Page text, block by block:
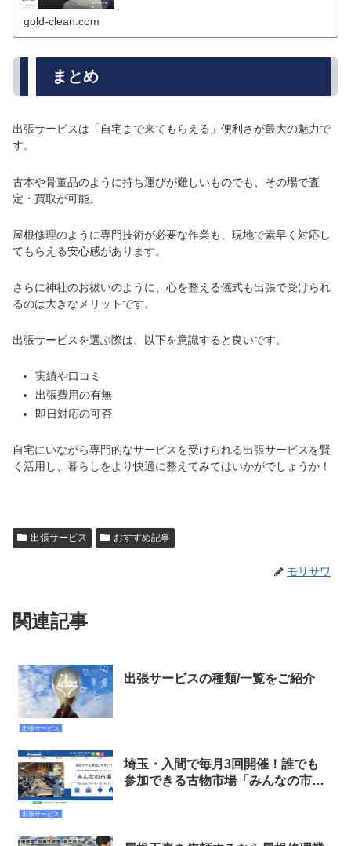
gold-clean.com
まとめ
出張サービスは「自宅まで来てもらえる」便利さが最大の魅力で
す。
古本や骨董品のように持ち運びが難しいものでも、その場で査
定・買取が可能。
屋根修理のように専門技術が必要な作業も、現地で素早く対応し
てもらえる安心感があります。
さらに神社のお祓いのように、心を整える儀式も出張で受けられ
るのは大きなメリットです。
出張サービスを選ぶ際は、以下を意識すると良いです。
実績や口コミ
出張費用の有無
即日対応の可否
自宅にいながら専門的なサービスを受けられる出張サービスを賢
く活用し、暮らしをより快適に整えてみてはいかがでしょうか！
出張サービス おすすめ記事
モリサワ
関連記事
出張サービス
出張サービスの種類/一覧をご紹介
出張サービス
埼玉・入間で毎月3回開催！誰でも
参加できる古物市場「みんなの市